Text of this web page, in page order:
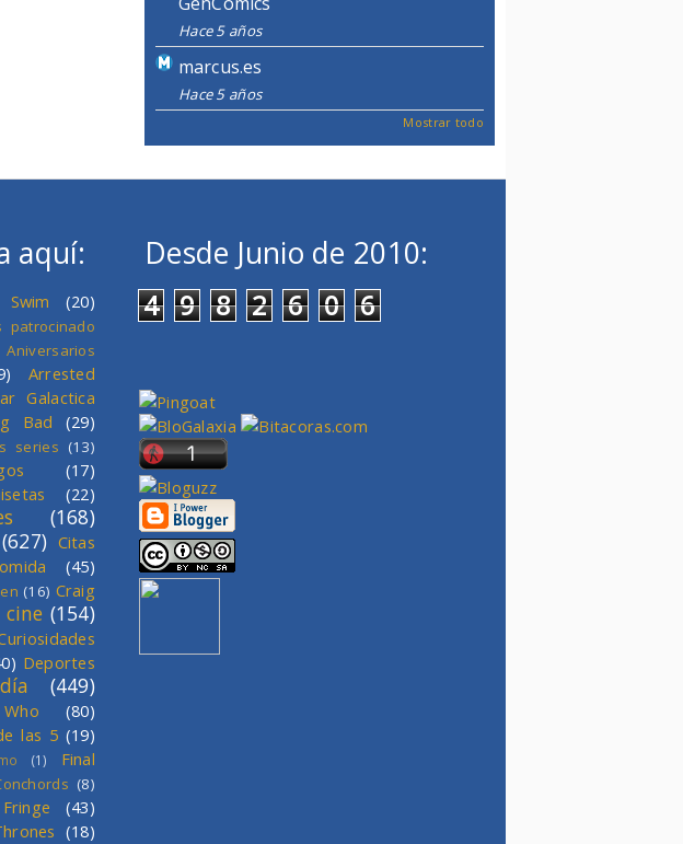
Hace 5 años
marcus.es
Hace 5 años
Mostrar todo
aquí:
(20)
patrocinado
Aniversarios
Arrested
Galactica
Bad (29)
series (13)
(17)
(22)
(168)
(627) Citas
(45)
(16) Craig
(154)
Deportes
(449)
(80)
las 5 (19)
(1)
Final
(8)
Fringe
(43)
(18)
Desde Junio de 2010:
4 9 8 2 6 0 6